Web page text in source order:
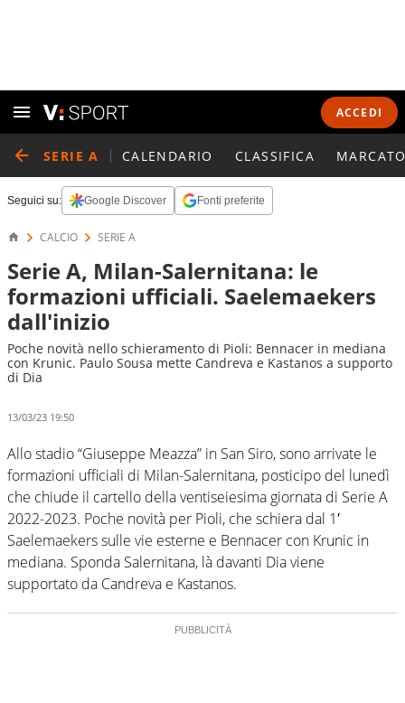
ACCEDI
SERIE A CALENDARIO CLASSIFICA
Seguici su: Google Discover Fonti preferite
CALCIO SERIE A
Serie A, Milan-Salernitana: le
formazioni ufficiali. Saelemaekers
dall'inizio
Poche novità nello schieramento di Pioli: Bennacer in mediana
con Krunic. Paulo Sousa mette Candreva e Kastanos a supporto
di Dia
13/03/23 19:50
Allo stadio “Giuseppe Meazza” in San Siro, sono arrivate le
formazioni ufficiali di Milan-Salernitana, posticipo del lunedì
che chiude il cartello della ventiseiesima giornata di Serie A
2022-2023. Poche novità per Pioli, che schiera dal 1′
Saelemaekers sulle vie esterne e Bennacer con Krunic in
mediana. Sponda Salernitana, là davanti Dia viene
supportato da Candreva e Kastanos.